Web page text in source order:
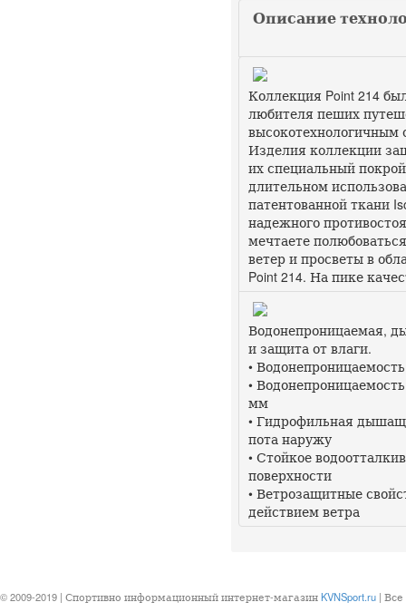
Описание
Коллекция Point 214
любителя пеших
Изделия коллекции
их специальный
длительном
патентованной ткани
надежного
мечтаете
ветер и просветы в
Point 214. На пике
Водонепроницаемая,
и защита от влаги.
•
•
мм
• Гидрофильная
пота наружу
• Стойкое
поверхности
• Ветрозащитные
действием ветра
© 2009-2019 | Спортивно информационный интернет-магазин KVNSport.ru |